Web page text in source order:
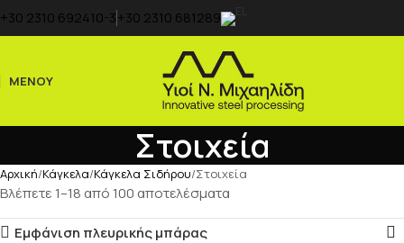
+30 2310 692410-3+30 2310 681289
ΜΕΝΟΎ
Στοιχεία
Αρχική Κάγκελα Κάγκελα Σιδήρου Στοιχεία
Βλέπετε 1–18 από 100 αποτελέσματα
Εμφάνιση πλευρικής μπάρας